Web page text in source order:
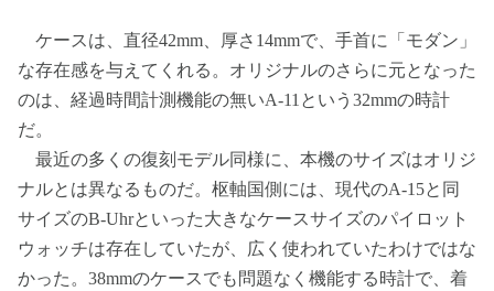
ケースは、直径42mm、厚さ14mmで、手首に「モダン」
な存在感を与えてくれる。オリジナルのさらに元となった
のは、経過時間計測機能の無いA-11という32mmの時計
だ。
最近の多くの復刻モデル同様に、本機のサイズはオリジ
ナルとは異なるものだ。枢軸国側には、現代のA-15と同
サイズのB-Uhrといった大きなケースサイズのパイロット
ウォッチは存在していたが、広く使われていたわけではな
かった。38mmのケースでも問題なく機能する時計で、着